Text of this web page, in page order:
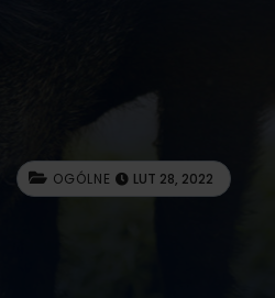
OGÓLNE LUT 28, 2022